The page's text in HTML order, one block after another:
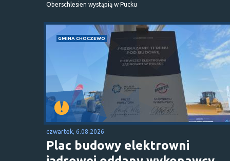
Oberschlesien wystąpią w Pucku
GMINA CHOCZEWO
czwartek, 6.08.2026
Plac budowy elektrowni